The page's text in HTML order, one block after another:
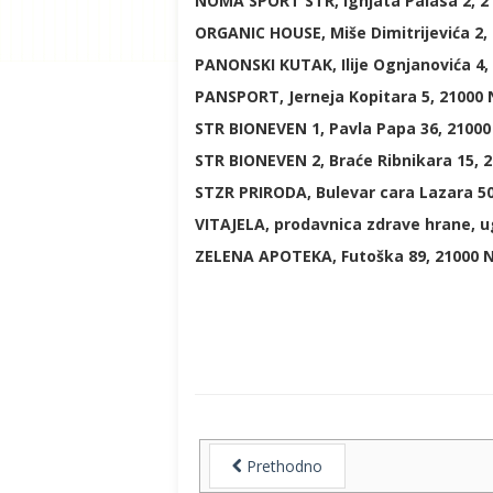
ORGANIC HOUSE, Miše Dimitrijevića
PANONSKI KUTAK, Ilije Ognjanovića
PANSPORT, Jerneja Kopitara 5, 21000
STR BIONEVEN 1, Pavla Papa 36,
STR BIONEVEN 2, Braće Ribnikara 15,
STZR PRIRODA, Bulevar cara Lazara
VITAJELA, prodavnica zdrave hrane,
ZELENA APOTEKA, Futoška 89, 21000
Prethodno